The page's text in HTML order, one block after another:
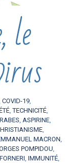
le
COVID-19,
,TECHNICITÉ,
, ASPIRINE,
,
MACRON,
POMPIDOU,
, IMMUNITÉ,